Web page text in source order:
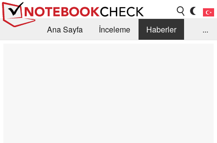
Ana Sayfa İnceleme
Haberler
...